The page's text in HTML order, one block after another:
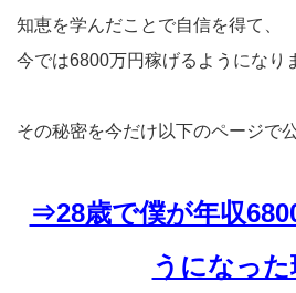
知恵を学んだことで自信を得て、
今では6800万円稼げるようになり
その秘密を今だけ以下のページで
⇒28歳で僕が年収
うになった